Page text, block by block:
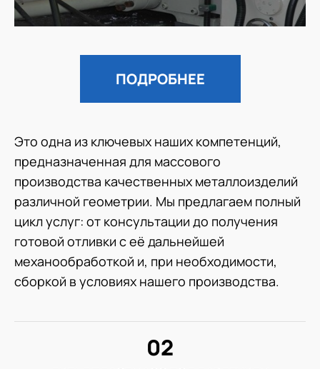
ПОДРОБНЕЕ
Это одна из ключевых наших компетенций,
предназначенная для массового
производства качественных металлоизделий
различной геометрии. Мы предлагаем полный
цикл услуг: от консультации до получения
готовой отливки с её дальнейшей
механообработкой и, при необходимости,
сборкой в условиях нашего производства.
02